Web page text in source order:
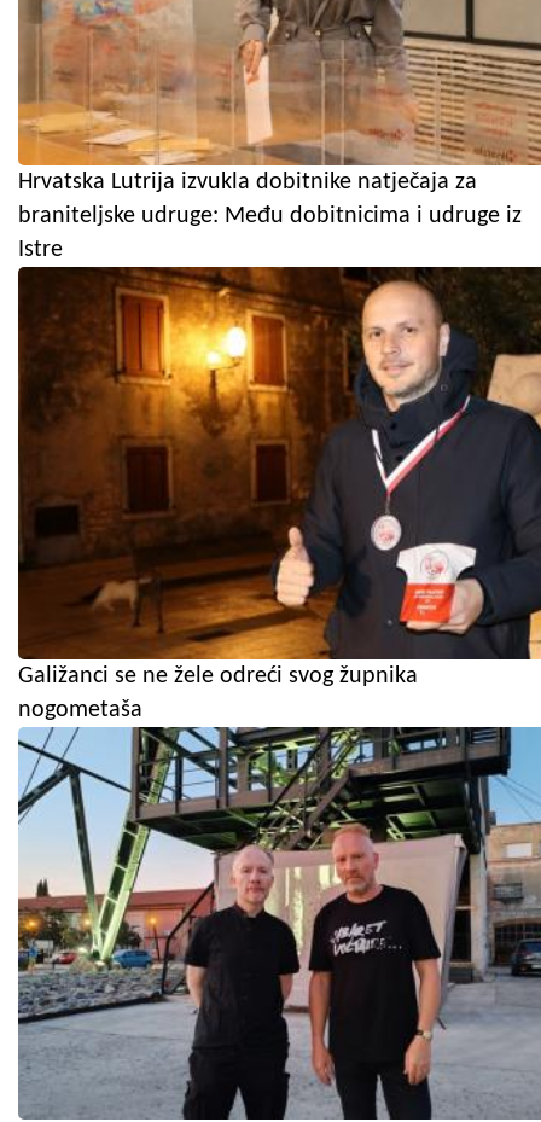
Hrvatska Lutrija izvukla dobitnike natječaja za
braniteljske udruge: Među dobitnicima i udruge iz
Istre
Galižanci se ne žele odreći svog župnika
nogometaša